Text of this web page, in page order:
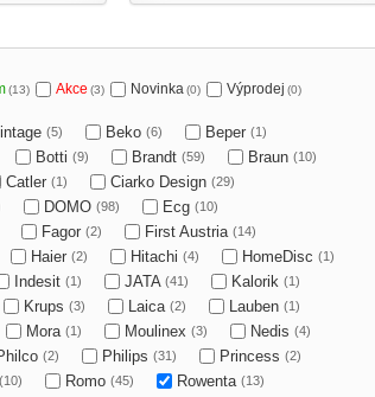
(13) Akce (3) Novinka(0) Výprodej (0)
(5) Beko (6) Beper (1)
Botti (9) Brandt (59) Braun (10)
Catler (1) Ciarko Design (29)
DOMO (98) Ecg (10)
Fagor (2) First Austria (14)
Haier (2) Hitachi (4) HomeDisc (1)
Indesit (1) JATA (41) Kalorik (1)
Krups (3) Laica (2) Lauben (1)
Mora (1) Moulinex (3) Nedis (4)
(2) Philips (31) Princess (2)
(10) Romo (45) Rowenta (13)